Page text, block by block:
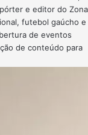
e editor do Zona
futebol gaúcho e
de eventos
de conteúdo para